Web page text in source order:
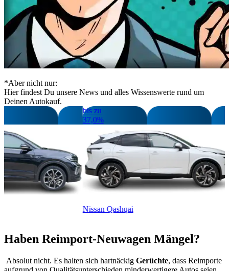
*Aber nicht nur:
Hier findest Du unsere News und alles Wissenswerte rund um
Deinen Autokauf.
bis zu
37,0%
Nissan Qashqai
Haben Reimport-Neuwagen Mängel?
Absolut nicht. Es halten sich hartnäckig Gerüchte, dass Reimporte